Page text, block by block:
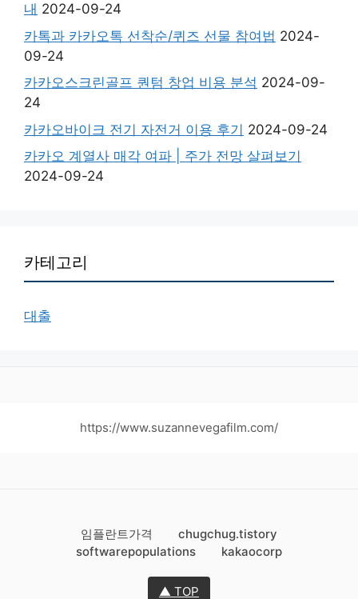
내 2024-09-24
카톡과 카카오톡 선착순/퀴즈 선물 참여법 2024-
09-24
카카오스크린골프 퀀텀 창업 비용 분석 2024-09-
24
카카오바이크 전기 자전거 이용 후기 2024-09-24
카카오 계열사 매각 여파 | 주가 전망 살펴보기
2024-09-24
카테고리
대출
https://www.suzannevegafilm.com/
임플란트가격
chugchug.tistory
softwarepopulations
kakaocorp
▲ TOP